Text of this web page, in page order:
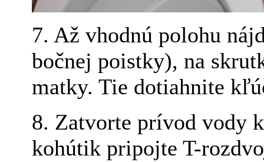
7. Až vhodnú polohu
bočnej poistky), na
matky. Tie dotiahnite
8. Zatvorte prívod vody
kohútik pripojte T-